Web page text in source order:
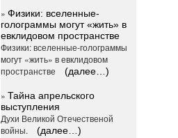
»Физики: вселенные-
голограммы могут «жить» в
евклидовом пространстве
Физики: вселенные-голограммы
могут «жить» в евклидовом
пространстве
(далее…)
»Тайна апрельского
выступления
Духи Великой Отечественой
войны.
(далее…)